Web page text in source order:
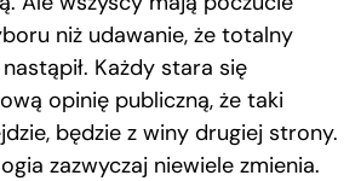
niż udawanie, że totalny
Każdy stara się
opinię publiczną, że taki
będzie z winy drugiej strony.
zazwyczaj niewiele zmienia.